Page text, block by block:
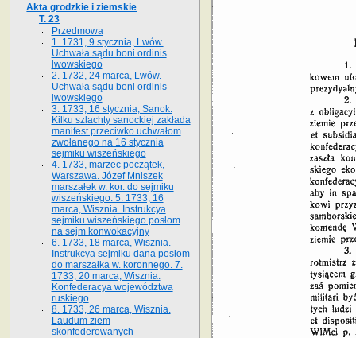
Akta grodzkie i ziemskie
T. 23
Przedmowa
1. 1731, 9 stycznia, Lwów.
Uchwała sądu boni ordinis
lwowskiego
2. 1732, 24 marca, Lwów.
Uchwała sądu boni ordinis
lwowskiego
3. 1733, 16 stycznia, Sanok.
Kilku szlachty sanockiej zakłada
manifest przeciwko uchwałom
zwołanego na 16 stycz­nia
sejmiku wiszeńskiego
4. 1733, marzec początek,
Warszawa. Józef Mniszek
marszałek w. kor. do sejmiku
wiszeńskiego. 5. 1733, 16
marca, Wisznia. Instrukcya
sejmiku wiszeńskiego posłom
na sejm konwokacyjny
6. 1733, 18 marca, Wisznia.
Instrukcya sejmiku dana posłom
do marszałka w. koronnego. 7.
1733, 20 marca, Wisznia.
Konfederacya województwa
ruskiego
8. 1733, 26 marca, Wisznia.
Laudum ziem
skonfederowanych